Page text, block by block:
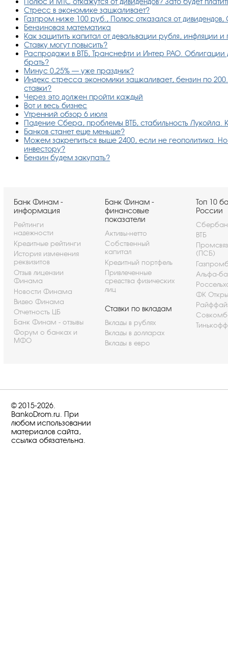
Стресс в экономике зашкаливает?
Газпром ниже 100 руб., Полюс отказался от
Бензиновая математика
Как защитить капитал от девальвации рубля, инфляции
Ставку могут повысить?
Распродажи в ВТБ, Транснефти и Интер РАО. Облигации
брать?
Минус 0,25% — уже праздник?
Индекс стресса экономики зашкаливает, бензин по
ставки?
Через это должен пройти каждый
Вот и весь бизнес
Утренний обзор 6 июля
Падение Сбера, проблемы ВТБ, стабильность Лукойла.
Банков станет еще меньше?
Можем закрепиться выше 2400, если не геополитика. Но
инвестору?
Бензин будем закупать?
Банк Финам -
информация
Рейтинги
надежности
Кредитные рейтинги
История изменения
реквизитов
Отзыв лицензии
Финама
Новости Финама
Видео Финама
Отчетность ЦБ
Банк Финам - отзывы
Форум о банках и
МФО
Банк Финам -
финансовые
показатели
Активы-нетто
Собственный
капитал
Кредитный портфель
Привлеченные
средства физических
лиц
Ставки по вкладам
Вклады в рублях
Вклады в долларах
Вклады в евро
Топ 10
России
ВТБ
(ПСБ)
Альфа-
ФК
© 2015-2026.
BankoDrom.ru. При
любом использовании
материалов сайта,
ссылка обязательна.